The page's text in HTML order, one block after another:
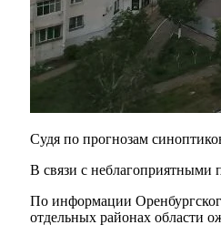
Судя по прогнозам
В связи с
По информации
отдельных районах области